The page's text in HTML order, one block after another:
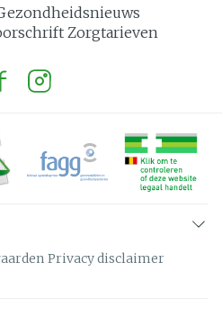
Zorgtarieven
Privacy disclaimer